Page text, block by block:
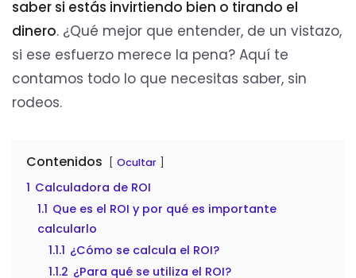
saber si estás invirtiendo bien o tirando el
dinero. ¿Qué mejor que entender, de un vistazo,
si ese esfuerzo merece la pena? Aquí te
contamos todo lo que necesitas saber, sin
rodeos.
Contenidos Ocultar
1 Calculadora de ROI
1.1 Que es el ROI y por qué es importante
calcularlo
1.1.1 ¿Cómo se calcula el ROI?
1.1.2 ¿Para qué se utiliza el ROI?